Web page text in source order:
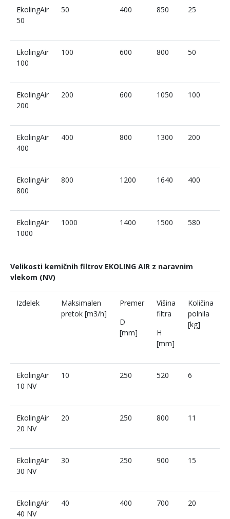
EkolingAir
50
50 400 850 25
EkolingAir
100
100 600 800 50
EkolingAir
200
200 600 1050 100
EkolingAir
400
400 800 1300 200
EkolingAir
800
800 1200 1640 400
EkolingAir
1000
1000 1400 1500 580
Velikosti kemičnih filtrov EKOLING AIR z naravnim
vlekom (NV)
Izdelek
Maksimalen
pretok [m3/h]
Premer
D
[mm]
Višina
filtra
H
[mm]
Količina
polnila
[kg]
EkolingAir
10 NV
10 250 520 6
EkolingAir
20 NV
20 250 800 11
EkolingAir
30 NV
30 250 900 15
EkolingAir
40 NV
40 400 700 20